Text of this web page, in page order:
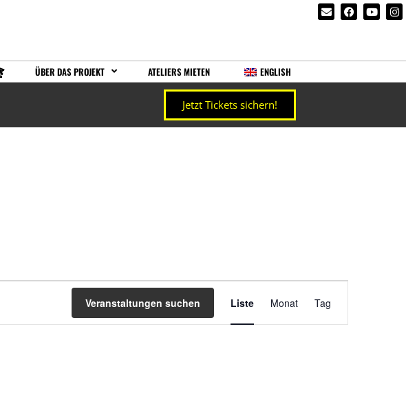
ÜBER DAS PROJEKT ATELIERS MIETEN ENGLISH
Jetzt Tickets sichern!
Veranstaltungen suchen
Veranstaltung
Ansichten-
Liste Monat Tag